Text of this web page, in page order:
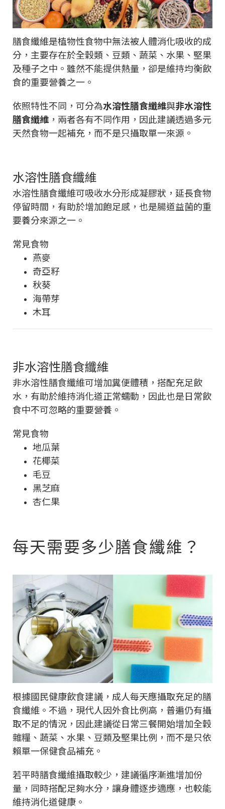
膳食纖維是植物性食物中無法被人體消化吸收的成
分，主要存在於全穀類、豆類、蔬菜、水果、堅果
及種子之中。雖然不能提供熱量，卻是維持均衡飲
食的重要營養之一。
依照特性不同，可分為水溶性膳食纖維與非水溶性
膳食纖維 ，兩者各有不同作用，因此建議透過多元
天然食物一起補充，而不是只攝取單一來源。
水溶性膳食纖維
水溶性膳食纖維可吸收水分形成凝膠狀，延長食物
停留時間，有助於增加飽足感，也是腸道益菌的重
要養分來源之一。
常見食物
燕麥
奇亞籽
秋葵
海帶芽
木耳
非水溶性膳食纖維
非水溶性膳食纖維可增加糞便體積，搭配充足飲
水，有助於維持消化道正常蠕動，因此也是日常飲
食中不可忽略的重要營養。
常見食物
地瓜葉
花椰菜
毛豆
黑芝麻
杏仁果
每天需要多少膳食纖維？
根據國民健康飲食建議，成人每天應攝取充足的膳
食纖維。不過，現代人因外食比例高，普遍仍有攝
取不足的情況，因此建議從日常三餐開始增加全穀
雜糧、蔬菜、水果、豆類及堅果比例，而不是只依
賴單一保健食品補充。
若平時膳食纖維攝取較少，建議循序漸進增加份
量，同時搭配足夠水分，讓身體逐步適應，也較能
維持消化道健康。